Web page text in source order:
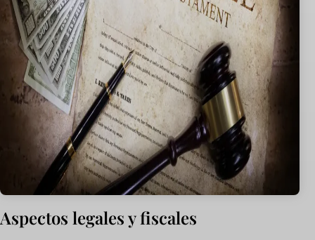
Aspectos legales y fiscales